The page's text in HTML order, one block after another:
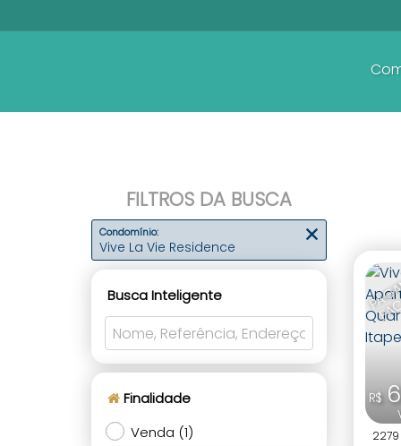
FILTROS DA BUSCA
Condomínio:
Vive La Vie Residence
Busca Inteligente
Finalidade
Venda (1)
2279
R$